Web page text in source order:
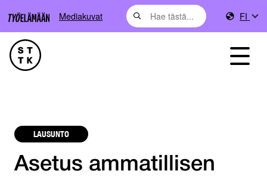
Mediakuvat FI
LAUSUNTO
Asetus ammatillisen